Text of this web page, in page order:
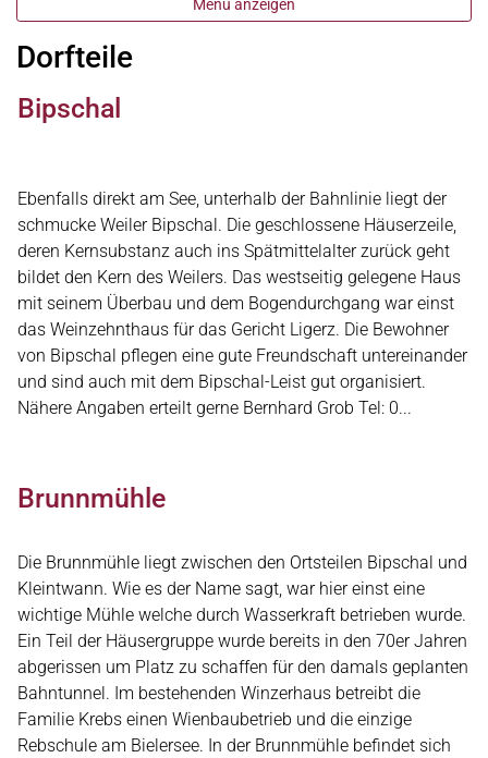
Menü anzeigen
Dorfteile
Bipschal
Ebenfalls direkt am See, unterhalb der Bahnlinie liegt der
schmucke Weiler Bipschal. Die geschlossene Häuserzeile,
deren Kernsubstanz auch ins Spätmittelalter zurück geht
bildet den Kern des Weilers. Das westseitig gelegene Haus
mit seinem Überbau und dem Bogendurchgang war einst
das Weinzehnthaus für das Gericht Ligerz. Die Bewohner
von Bipschal pflegen eine gute Freundschaft untereinander
und sind auch mit dem Bipschal-Leist gut organisiert.
Nähere Angaben erteilt gerne Bernhard Grob Tel: 0...
Brunnmühle
Die Brunnmühle liegt zwischen den Ortsteilen Bipschal und
Kleintwann. Wie es der Name sagt, war hier einst eine
wichtige Mühle welche durch Wasserkraft betrieben wurde.
Ein Teil der Häusergruppe wurde bereits in den 70er Jahren
abgerissen um Platz zu schaffen für den damals geplanten
Bahntunnel. Im bestehenden Winzerhaus betreibt die
Familie Krebs einen Wienbaubetrieb und die einzige
Rebschule am Bielersee. In der Brunnmühle befindet sich